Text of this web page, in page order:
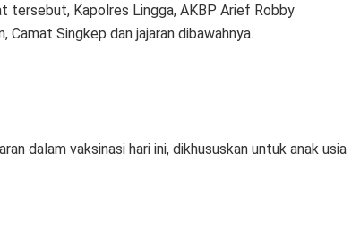
tersebut, Kapolres Lingga, AKBP Arief Robby
Camat Singkep dan jajaran dibawahnya.
dalam vaksinasi hari ini, dikhususkan untuk anak usia